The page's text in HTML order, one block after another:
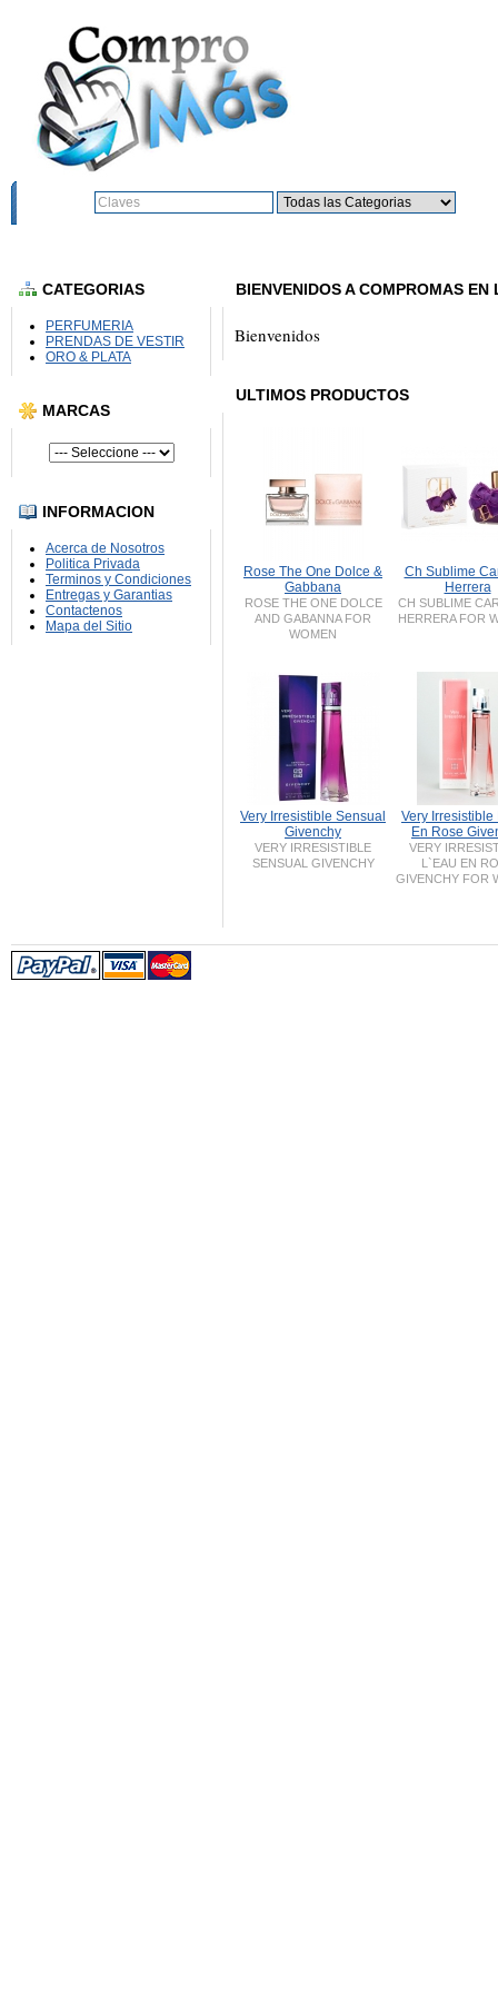
CATEGORIAS
PERFUMERIA
PRENDAS DE VESTIR
ORO & PLATA
MARCAS
INFORMACION
Acerca de Nosotros
Politica Privada
Terminos y Condiciones
Entregas y Garantias
Contactenos
Mapa del Sitio
BIENVENIDOS A COMPROMAS EN
Bienvenidos
ULTIMOS PRODUCTOS
Rose The One Dolce &
Gabbana
ROSE THE ONE DOLCE
AND GABANNA FOR
WOMEN
Ch Sublime
Herrera
CH SUBLIME
HERRERA FOR
Very Irresistible Sensual
Givenchy
VERY IRRESISTIBLE
SENSUAL GIVENCHY
Very Irresistible
En Rose
VERY
L`EAU EN
GIVENCHY FOR